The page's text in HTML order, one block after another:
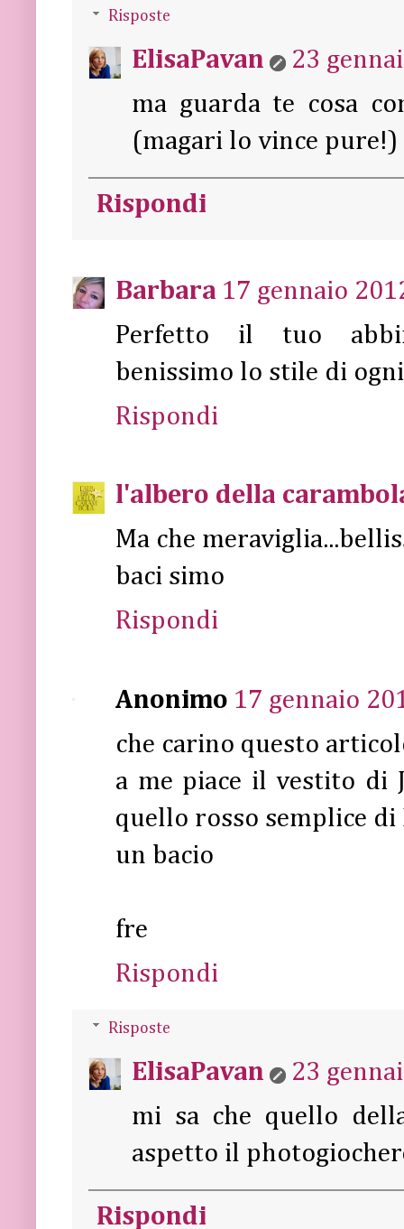
Risposte
ElisaPavan
23
ma guarda te cosa
(magari lo vince pure!)
Rispondi
Barbara 17 gennaio
Perfetto il tuo
benissimo lo stile di
Rispondi
l'albero della
Ma che
baci simo
Rispondi
Anonimo 17 gennaio
che carino questo
a me piace il vestito di
quello rosso semplice di
un bacio
fre
Rispondi
Risposte
ElisaPavan
23
mi sa che quello
aspetto il
Rispondi